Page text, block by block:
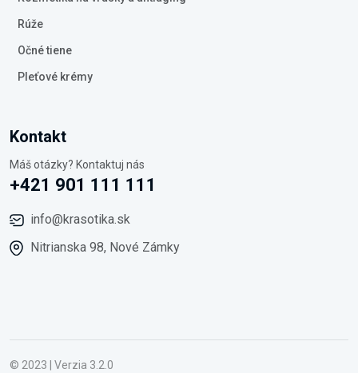
Rúže
Očné tiene
Pleťové krémy
Kontakt
Máš otázky? Kontaktuj nás
+421 901 111 111
info@krasotika.sk
Nitrianska 98, Nové Zámky
© 2023 | Verzia 3.2.0